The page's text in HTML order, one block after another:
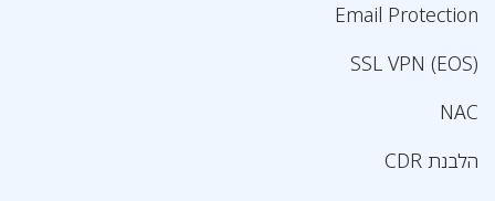
Email Protection
SSL VPN (EOS)
NAC
הלבנת CDR